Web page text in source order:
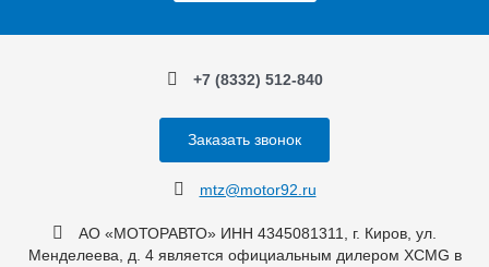
+7 (8332) 512-840
Заказать звонок
mtz@motor92.ru
АО «МОТОРАВТО» ИНН 4345081311, г. Киров, ул.
Менделеева, д. 4 является официальным дилером XCMG в